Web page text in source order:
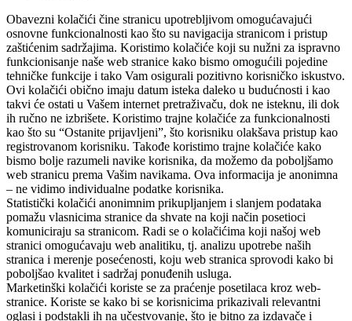
Obavezni kolačići čine stranicu upotrebljivom omogućavajući
osnovne funkcionalnosti kao što su navigacija stranicom i pristup
zaštićenim sadržajima. Koristimo kolačiće koji su nužni za ispravno
funkcionisanje naše web stranice kako bismo omogućili pojedine
tehničke funkcije i tako Vam osigurali pozitivno korisničko iskustvo.
Ovi kolačići obično imaju datum isteka daleko u budućnosti i kao
takvi će ostati u Vašem internet pretraživaču, dok ne isteknu, ili dok
ih ručno ne izbrišete. Koristimo trajne kolačiće za funkcionalnosti
kao što su “Ostanite prijavljeni”, što korisniku olakšava pristup kao
registrovanom korisniku. Takođe koristimo trajne kolačiće kako
bismo bolje razumeli navike korisnika, da možemo da poboljšamo
web stranicu prema Vašim navikama. Ova informacija je anonimna
– ne vidimo individualne podatke korisnika.
Statistički kolačići anonimnim prikupljanjem i slanjem podataka
pomažu vlasnicima stranice da shvate na koji način posetioci
komuniciraju sa stranicom. Radi se o kolačićima koji našoj web
stranici omogućavaju web analitiku, tj. analizu upotrebe naših
stranica i merenje posećenosti, koju web stranica sprovodi kako bi
poboljšao kvalitet i sadržaj ponuđenih usluga.
Marketinški kolačići koriste se za praćenje posetilaca kroz web-
stranice. Koriste se kako bi se korisnicima prikazivali relevantni
oglasi i podstakli ih na učestvovanje, što je bitno za izdavače i